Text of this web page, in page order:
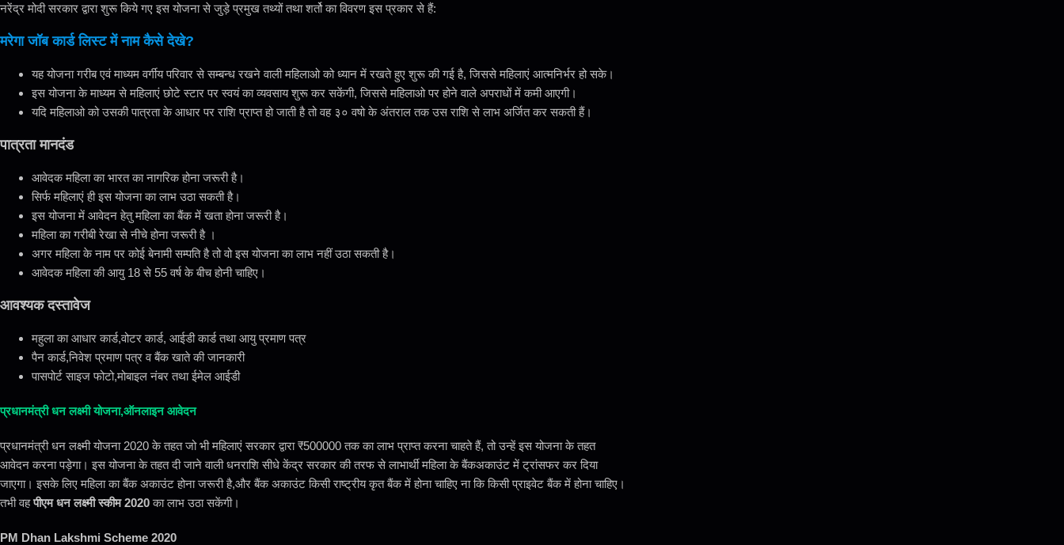
नरेंद्र मोदी सरकार द्वारा शुरू किये गए इस योजना से जुड़े प्रमुख तथ्यों तथा शर्तो का विवरण इस प्रकार से हैं:
मरेगा जॉब कार्ड लिस्ट में नाम कैसे देखे?
यह योजना गरीब एवं माध्यम वर्गीय परिवार से सम्बन्ध रखने वाली महिलाओ को ध्यान में रखते हुए शुरू की गई है, जिससे महिलाएं आत्मनिर्भर हो सके।
इस योजना के माध्यम से महिलाएं छोटे स्टार पर स्वयं का व्यवसाय शुरू कर सकेंगी, जिससे महिलाओ पर होने वाले अपराधों में कमी आएगी।
यदि महिलाओ को उसकी पात्रता के आधार पर राशि प्राप्त हो जाती है तो वह ३० वषो के अंतराल तक उस राशि से लाभ अर्जित कर सकती हैं।
पात्रता मानदंड
आवेदक महिला का भारत का नागरिक होना जरूरी है।
सिर्फ महिलाएं ही इस योजना का लाभ उठा सकती है।
इस योजना में आवेदन हेतु महिला का बैंक में खता होना जरूरी है।
महिला का गरीबी रेखा से नीचे होना जरूरी है ।
अगर महिला के नाम पर कोई बेनामी सम्पति है तो वो इस योजना का लाभ नहीं उठा सकती है।
आवेदक महिला की आयु 18 से 55 वर्ष के बीच होनी चाहिए।
आवश्यक दस्तावेज
महुला का आधार कार्ड,वोटर कार्ड, आईडी कार्ड तथा आयु प्रमाण पत्र
पैन कार्ड,निवेश प्रमाण पत्र व बैंक खाते की जानकारी
पासपोर्ट साइज फोटो,मोबाइल नंबर तथा ईमेल आईडी
प्रधानमंत्री धन लक्ष्मी योजना,ऑनलाइन आवेदन
प्रधानमंत्री धन लक्ष्मी योजना 2020 के तहत जो भी महिलाएं सरकार द्वारा ₹500000 तक का लाभ प्राप्त करना चाहते हैं, तो उन्हें इस योजना के तहत
आवेदन करना पड़ेगा। इस योजना के तहत दी जाने वाली धनराशि सीधे केंद्र सरकार की तरफ से लाभार्थी महिला के बैंकअकाउंट में ट्रांसफर कर दिया
जाएगा। इसके लिए महिला का बैंक अकाउंट होना जरूरी है,और बैंक अकाउंट किसी राष्ट्रीय कृत बैंक में होना चाहिए ना कि किसी प्राइवेट बैंक में होना चाहिए।
तभी वहपीएम धन लक्ष्मी स्कीम 2020का लाभ उठा सकेंगी।
PM Dhan Lakshmi Scheme 2020